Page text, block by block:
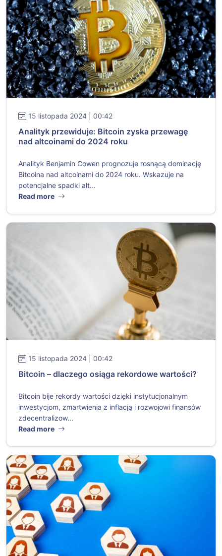
15 listopada 2024 | 00:42
Analityk przewiduje: Bitcoin zyska przewagę
nad altcoinami do 2024 roku
Analityk Benjamin Cowen prognozuje rosnącą dominację
Bitcoina nad altcoinami do 2024 roku. Wskazuje na
potencjalne spadki alt...
Read more
15 listopada 2024 | 00:42
Bitcoin – dlaczego osiąga rekordowe wartości?
Bitcoin bije rekordy wartości dzięki instytucjonalnym
inwestycjom, zmartwienia z inflacją i rozwojowi finansów
zdecentralizow...
Read more